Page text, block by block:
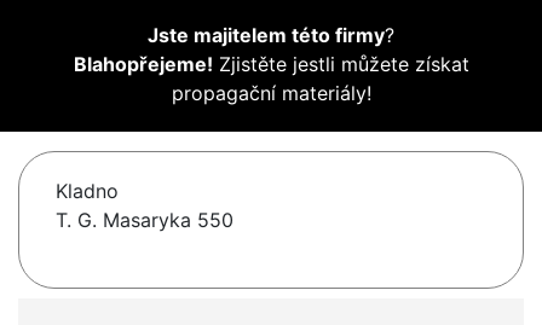
Jste majitelem této firmy?
Blahopřejeme! Zjistěte jestli můžete získat
propagační materiály!
Kladno
T. G. Masaryka 550